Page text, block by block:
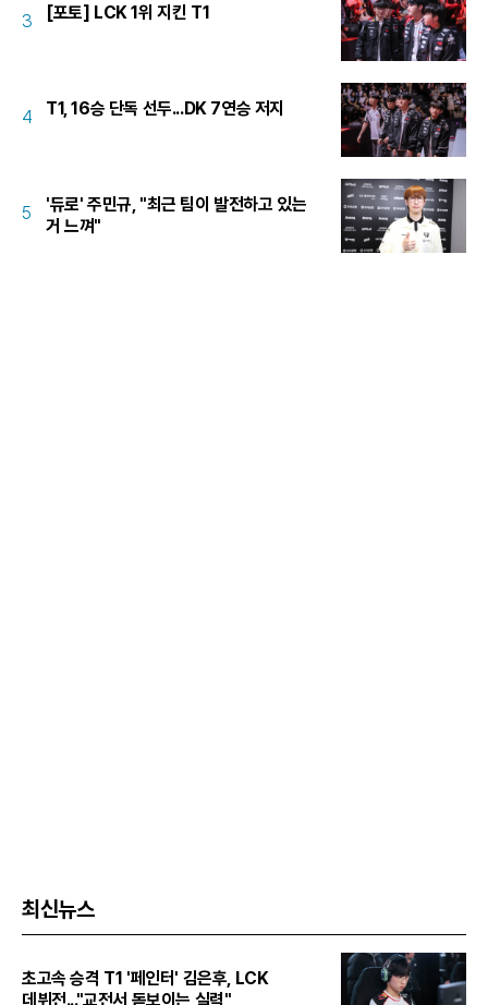
3 [포토] LCK 1위 지킨 T1
4 T1, 16승 단독 선두...DK 7연승 저지
5
'듀로' 주민규, "최근 팀이 발전하고 있는
거 느껴"
최신뉴스
초고속 승격 T1 '페인터' 김은후, LCK
데뷔전..."교전서 돋보이는 실력"